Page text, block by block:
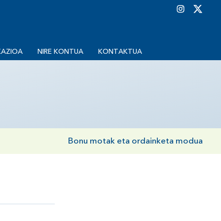
NIRE KONTUA KONTAKTUA
Bonu motak eta ordainketa modua